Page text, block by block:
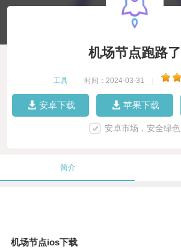
机场节点跑路了
工具 时间：2024-03-31
安卓下载 苹果下载
安卓市场，安全绿色
简介
机场节点ios下载